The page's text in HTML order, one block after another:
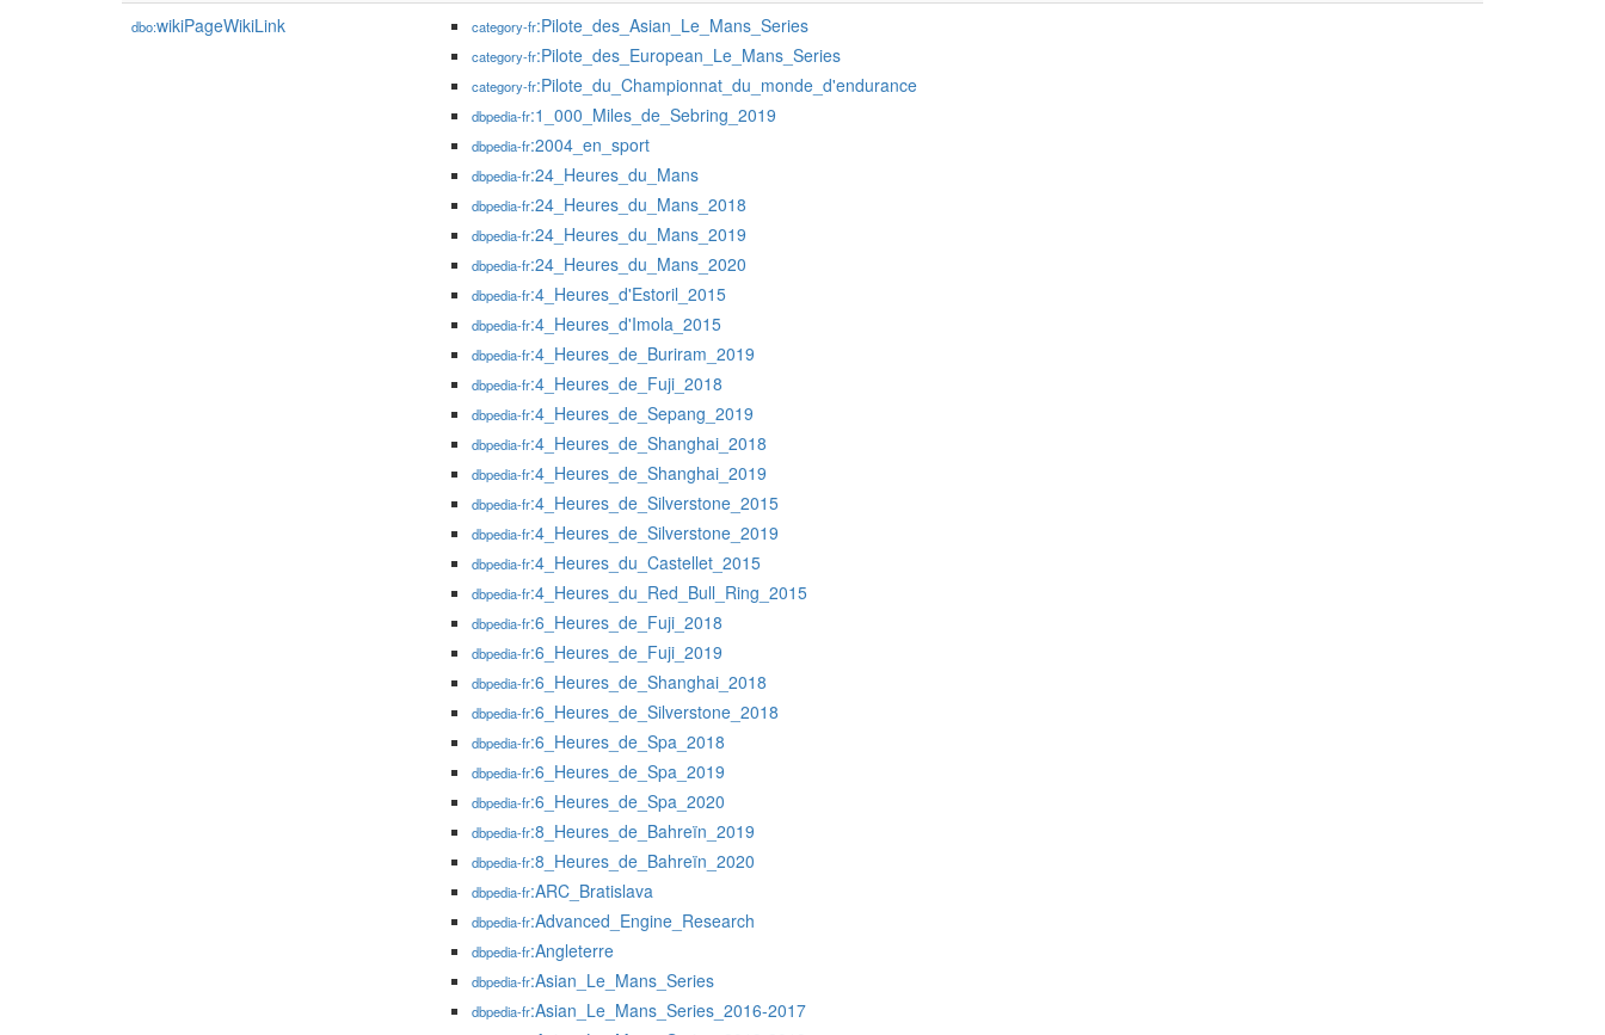
dbo:wikiPageWikiLink category-fr:Pilote_des_Asian_Le_Mans_Series
category-fr:Pilote_des_European_Le_Mans_Series
category-fr:Pilote_du_Championnat_du_monde_d'endurance
dbpedia-fr:1_000_Miles_de_Sebring_2019
dbpedia-fr:2004_en_sport
dbpedia-fr:24_Heures_du_Mans
dbpedia-fr:24_Heures_du_Mans_2018
dbpedia-fr:24_Heures_du_Mans_2019
dbpedia-fr:24_Heures_du_Mans_2020
dbpedia-fr:4_Heures_d'Estoril_2015
dbpedia-fr:4_Heures_d'Imola_2015
dbpedia-fr:4_Heures_de_Buriram_2019
dbpedia-fr:4_Heures_de_Fuji_2018
dbpedia-fr:4_Heures_de_Sepang_2019
dbpedia-fr:4_Heures_de_Shanghai_2018
dbpedia-fr:4_Heures_de_Shanghai_2019
dbpedia-fr:4_Heures_de_Silverstone_2015
dbpedia-fr:4_Heures_de_Silverstone_2019
dbpedia-fr:4_Heures_du_Castellet_2015
dbpedia-fr:4_Heures_du_Red_Bull_Ring_2015
dbpedia-fr:6_Heures_de_Fuji_2018
dbpedia-fr:6_Heures_de_Fuji_2019
dbpedia-fr:6_Heures_de_Shanghai_2018
dbpedia-fr:6_Heures_de_Silverstone_2018
dbpedia-fr:6_Heures_de_Spa_2018
dbpedia-fr:6_Heures_de_Spa_2019
dbpedia-fr:6_Heures_de_Spa_2020
dbpedia-fr:8_Heures_de_Bahreïn_2019
dbpedia-fr:8_Heures_de_Bahreïn_2020
dbpedia-fr:ARC_Bratislava
dbpedia-fr:Advanced_Engine_Research
dbpedia-fr:Angleterre
dbpedia-fr:Asian_Le_Mans_Series
dbpedia-fr:Asian_Le_Mans_Series_2016-2017